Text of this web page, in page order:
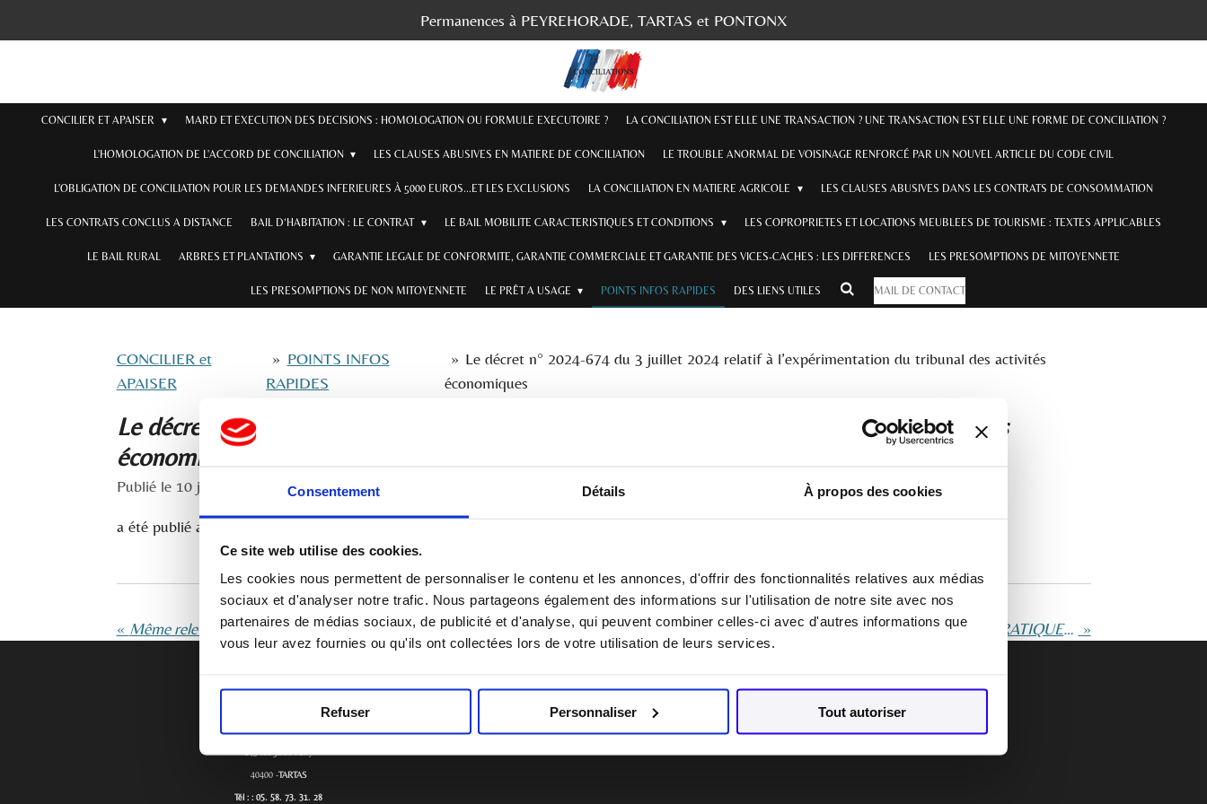
Consentement Détails À propos des cookies
Ce site web utilise des cookies.
Les cookies nous permettent de personnaliser le contenu et les annonces, d'offrir des fonctionnalités relatives aux médias
sociaux et d'analyser notre trafic. Nous partageons également des informations sur l'utilisation de notre site avec nos
partenaires de médias sociaux, de publicité et d'analyse, qui peuvent combiner celles-ci avec d'autres informations que
vous leur avez fournies ou qu'ils ont collectées lors de votre utilisation de leurs services.
Refuser Personnaliser Tout autoriser
au
Permanences à PEYREHORADE, TARTAS et PONTONX
CONCILIER ET APAISER MARD ET EXECUTION DES DECISIONS : HOMOLOGATION OU FORMULE EXECUTOIRE ? LA CONCILIATION EST ELLE UNE TRANSACTION ? UNE TRANSACTION EST ELLE UNE FORME DE CONCILIATION ?
L'HOMOLOGATION DE L'ACCORD DE CONCILIATION LES CLAUSES ABUSIVES EN MATIERE DE CONCILIATION LE TROUBLE ANORMAL DE VOISINAGE RENFORCÉ PAR UN NOUVEL ARTICLE DU CODE CIVIL
L'OBLIGATION DE CONCILIATION POUR LES DEMANDES INFERIEURES À 5000 EUROS...ET LES EXCLUSIONS LA CONCILIATION EN MATIERE AGRICOLE LES CLAUSES ABUSIVES DANS LES CONTRATS DE CONSOMMATION
LES CONTRATS CONCLUS A DISTANCE BAIL D’HABITATION : LE CONTRAT LE BAIL MOBILITE CARACTERISTIQUES ET CONDITIONS LES COPROPRIETES ET LOCATIONS MEUBLEES DE TOURISME : TEXTES APPLICABLES
LE BAIL RURAL ARBRES ET PLANTATIONS GARANTIE LEGALE DE CONFORMITE, GARANTIE COMMERCIALE ET GARANTIE DES VICES-CACHES : LES DIFFERENCES LES PRESOMPTIONS DE MITOYENNETE
LES PRESOMPTIONS DE NON MITOYENNETE LE PRÊT A USAGE POINTS INFOS RAPIDES DES LIENS UTILES MAIL DE CONTACT
CONCILIER et
APAISER
» POINTS INFOS
RAPIDES
» Le décret n° 2024-674 du 3 juillet 2024 relatif à l’expérimentation du tribunal des activités
économiques
Le décret n° 2024-674 du 3 juillet 2024 relatif à l’expérimentation du tribunal des activités
économiques
Publié le 10 juillet 2024 à 07:12
a été publié au Journal Officiel, vendredi 5 juillet 2024.
« Même relevés tardivement, les propos sexistes sont un motif de licenciement LE CONSOMMATEUR et LE GARAGISTE : FICHES PRATIQUES DE L'I.N.C. »
CCPT TARTAS
143 rue Jules Ferry
40400 -TARTAS
Tél : : 05. 58. 73. 31. 28